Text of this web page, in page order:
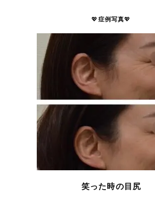
💖 症例写真💖
笑った時の目尻